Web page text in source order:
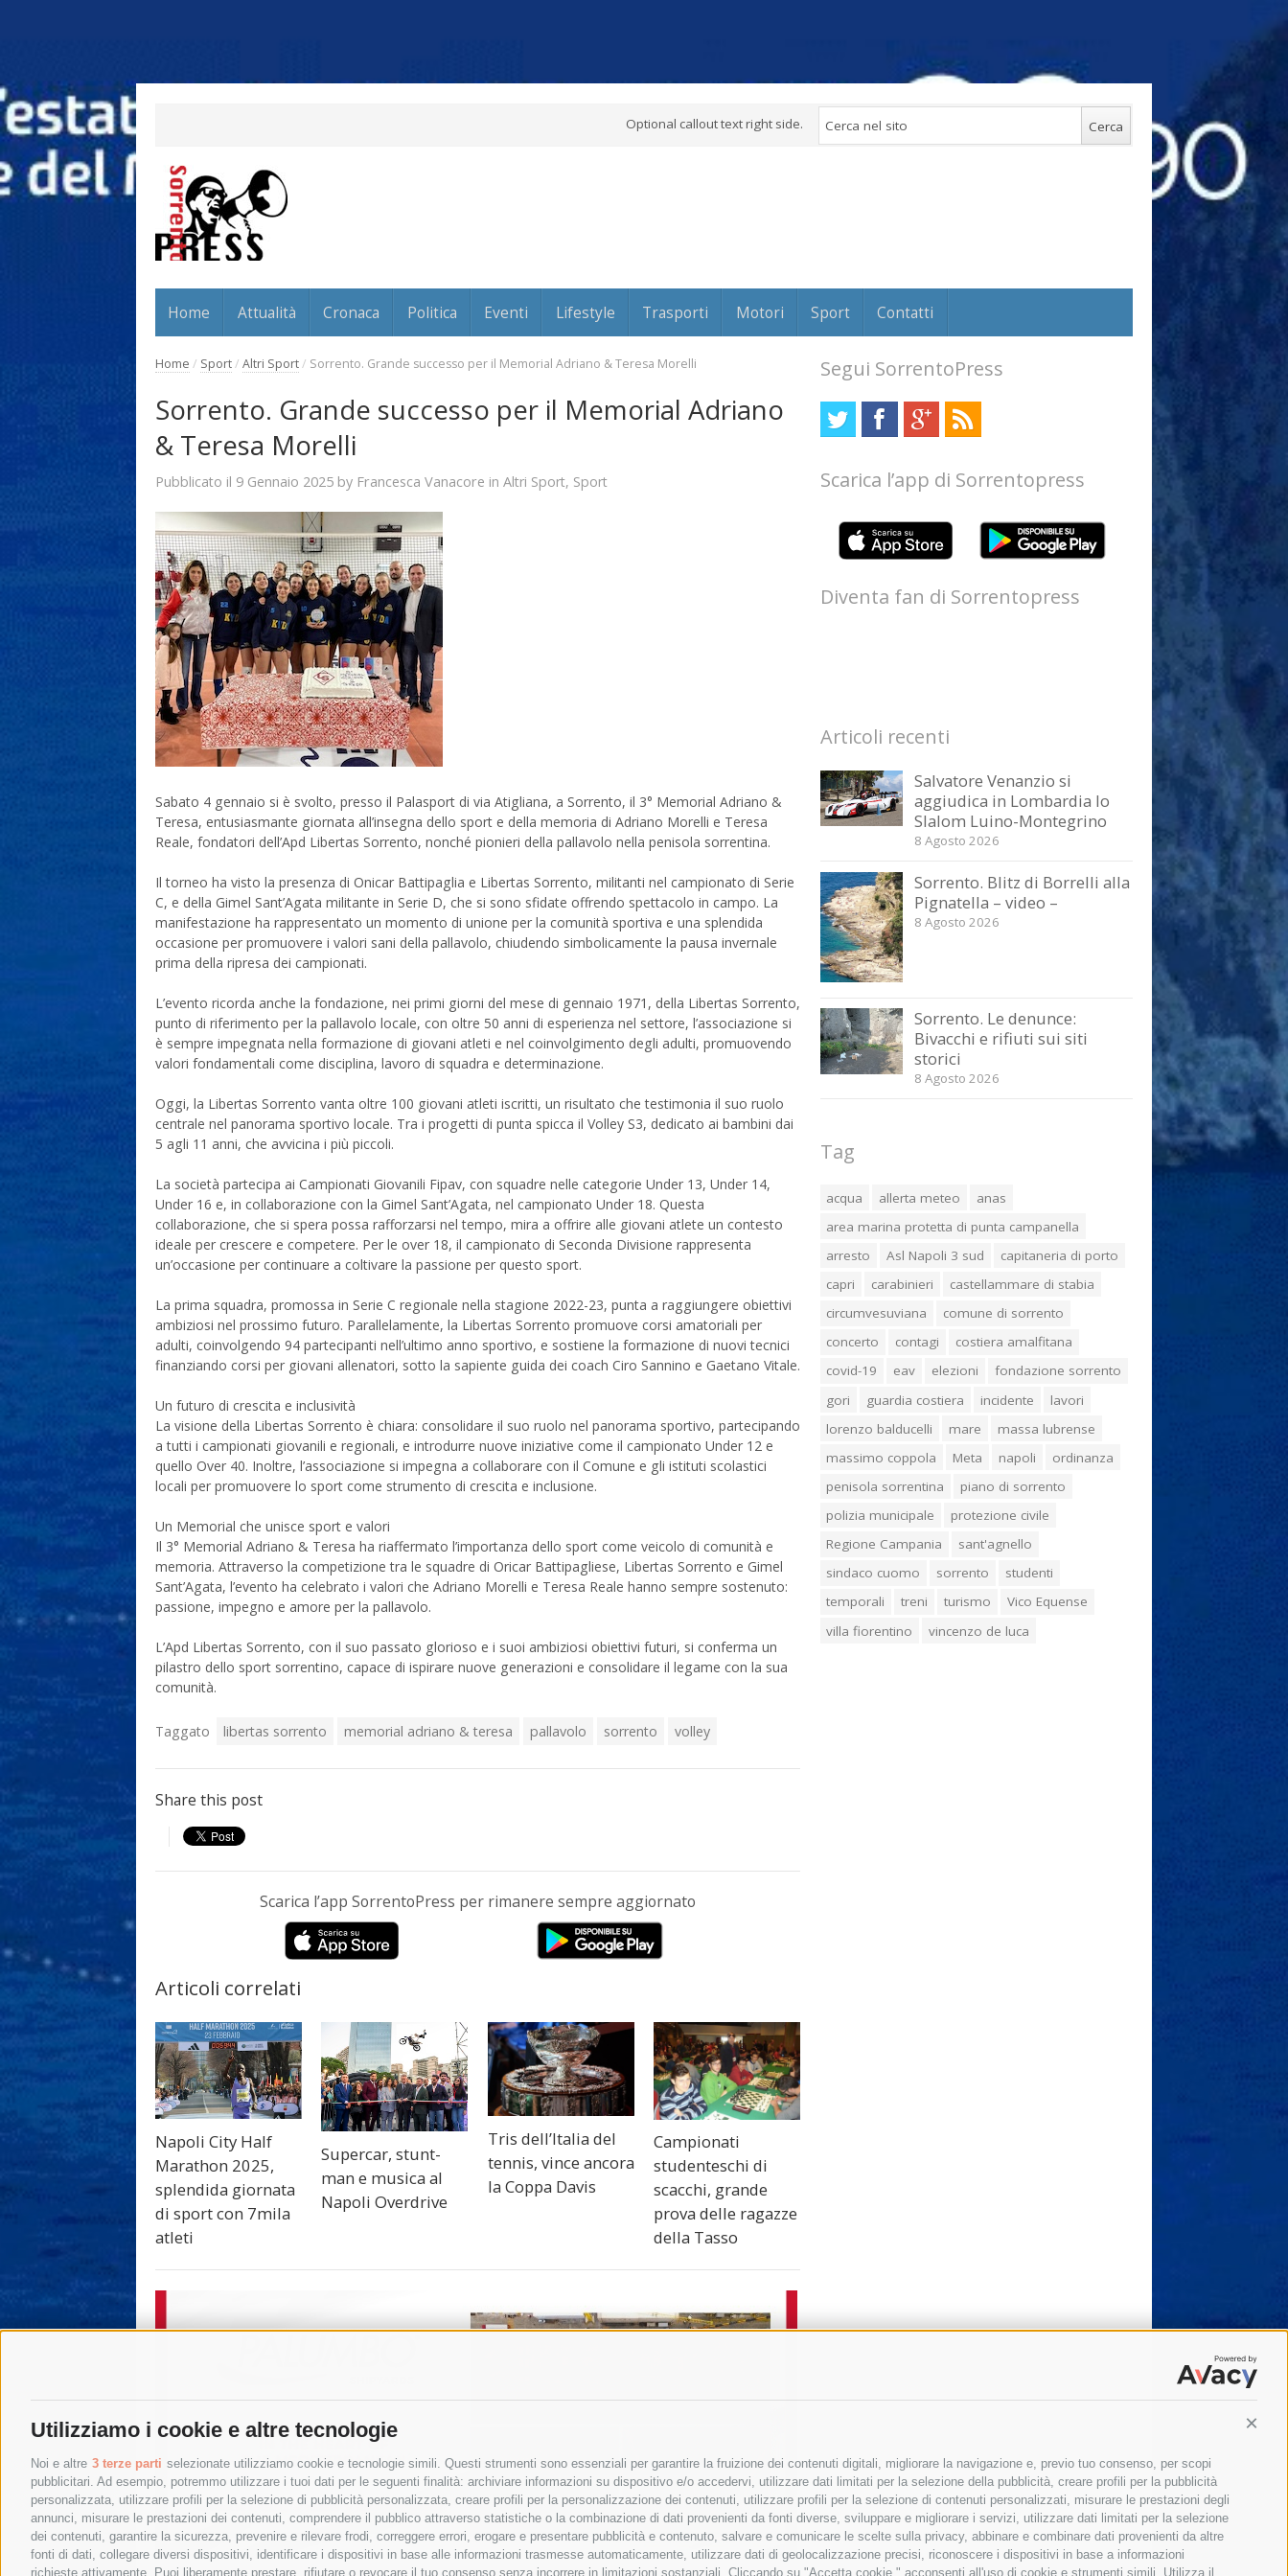
Utilizziamo i cookie e altre tecnologie
Noi e altre 3 terze parti selezionate utilizziamo cookie e tecnologie simili. Questi strumenti sono essenziali per garantire la fruizione dei contenuti digitali, migliorare la navigazione e, previo tuo consenso, per scopi
pubblicitari. Ad esempio, potremmo utilizzare i tuoi dati per le seguenti finalità: archiviare informazioni su dispositivo e/o accedervi, utilizzare dati limitati per la selezione della pubblicità, creare profili per la pubblicità
personalizzata, utilizzare profili per la selezione di pubblicità personalizzata, creare profili per la personalizzazione dei contenuti, utilizzare profili per la selezione di contenuti personalizzati, misurare le prestazioni degli
annunci, misurare le prestazioni dei contenuti, comprendere il pubblico attraverso statistiche o la combinazione di dati provenienti da fonti diverse, sviluppare e migliorare i servizi, utilizzare dati limitati per la selezione
dei contenuti, garantire la sicurezza, prevenire e rilevare frodi, correggere errori, erogare e presentare pubblicità e contenuto, salvare e comunicare le scelte sulla privacy, abbinare e combinare dati provenienti da altre
fonti di dati, collegare diversi dispositivi, identificare i dispositivi in base alle informazioni trasmesse automaticamente, utilizzare dati di geolocalizzazione precisi, riconoscere i dispositivi in base a informazioni
richieste attivamente. Puoi liberamente prestare, rifiutare o revocare il tuo consenso senza incorrere in limitazioni sostanziali. Cliccando su "Accetta cookie," acconsenti all'uso di cookie e strumenti simili. Utilizza il
Optional callout text right side.
Home Attualità Cronaca Politica Eventi Lifestyle Trasporti Motori Sport Contatti
Home / Sport/ Altri Sport/ Sorrento. Grande successo per il Memorial Adriano & Teresa Morelli
Sorrento. Grande successo per il Memorial Adriano
& Teresa Morelli
Pubblicato il 9 Gennaio 2025 by Francesca Vanacore in Altri Sport, Sport
Sabato 4 gennaio si è svolto, presso il Palasport di via Atigliana, a Sorrento, il 3° Memorial Adriano &
Teresa, entusiasmante giornata all’insegna dello sport e della memoria di Adriano Morelli e Teresa
Reale, fondatori dell’Apd Libertas Sorrento, nonché pionieri della pallavolo nella penisola sorrentina.
Il torneo ha visto la presenza di Onicar Battipaglia e Libertas Sorrento, militanti nel campionato di Serie
C, e della Gimel Sant’Agata militante in Serie D, che si sono sfidate offrendo spettacolo in campo. La
manifestazione ha rappresentato un momento di unione per la comunità sportiva e una splendida
occasione per promuovere i valori sani della pallavolo, chiudendo simbolicamente la pausa invernale
prima della ripresa dei campionati.
L’evento ricorda anche la fondazione, nei primi giorni del mese di gennaio 1971, della Libertas Sorrento,
punto di riferimento per la pallavolo locale, con oltre 50 anni di esperienza nel settore, l’associazione si
è sempre impegnata nella formazione di giovani atleti e nel coinvolgimento degli adulti, promuovendo
valori fondamentali come disciplina, lavoro di squadra e determinazione.
Oggi, la Libertas Sorrento vanta oltre 100 giovani atleti iscritti, un risultato che testimonia il suo ruolo
centrale nel panorama sportivo locale. Tra i progetti di punta spicca il Volley S3, dedicato ai bambini dai
5 agli 11 anni, che avvicina i più piccoli.
La società partecipa ai Campionati Giovanili Fipav, con squadre nelle categorie Under 13, Under 14,
Under 16 e, in collaborazione con la Gimel Sant’Agata, nel campionato Under 18. Questa
collaborazione, che si spera possa rafforzarsi nel tempo, mira a offrire alle giovani atlete un contesto
ideale per crescere e competere. Per le over 18, il campionato di Seconda Divisione rappresenta
un’occasione per continuare a coltivare la passione per questo sport.
La prima squadra, promossa in Serie C regionale nella stagione 2022-23, punta a raggiungere obiettivi
ambiziosi nel prossimo futuro. Parallelamente, la Libertas Sorrento promuove corsi amatoriali per
adulti, coinvolgendo 94 partecipanti nell’ultimo anno sportivo, e sostiene la formazione di nuovi tecnici
finanziando corsi per giovani allenatori, sotto la sapiente guida dei coach Ciro Sannino e Gaetano Vitale.
Un futuro di crescita e inclusività
La visione della Libertas Sorrento è chiara: consolidare il suo ruolo nel panorama sportivo, partecipando
a tutti i campionati giovanili e regionali, e introdurre nuove iniziative come il campionato Under 12 e
quello Over 40. Inoltre, l’associazione si impegna a collaborare con il Comune e gli istituti scolastici
locali per promuovere lo sport come strumento di crescita e inclusione.
Un Memorial che unisce sport e valori
Il 3° Memorial Adriano & Teresa ha riaffermato l’importanza dello sport come veicolo di comunità e
memoria. Attraverso la competizione tra le squadre di Oricar Battipagliese, Libertas Sorrento e Gimel
Sant’Agata, l’evento ha celebrato i valori che Adriano Morelli e Teresa Reale hanno sempre sostenuto:
passione, impegno e amore per la pallavolo.
L’Apd Libertas Sorrento, con il suo passato glorioso e i suoi ambiziosi obiettivi futuri, si conferma un
pilastro dello sport sorrentino, capace di ispirare nuove generazioni e consolidare il legame con la sua
comunità.
Taggato libertas sorrento memorial adriano & teresa pallavolo sorrento volley
Share this post
Scarica l’app SorrentoPress per rimanere sempre aggiornato
Articoli correlati
Napoli City Half
Marathon 2025,
splendida giornata
di sport con 7mila
atleti
Supercar, stunt-
man e musica al
Napoli Overdrive
Tris dell’Italia del
tennis, vince ancora
la Coppa Davis
Campionati
studenteschi di
scacchi, grande
prova delle ragazze
della Tasso
Segui SorrentoPress
Scarica l’app di Sorrentopress
Diventa fan di Sorrentopress
Articoli recenti
Salvatore Venanzio si
aggiudica in Lombardia lo
Slalom Luino-Montegrino
8 Agosto 2026
Sorrento. Blitz di Borrelli alla
Pignatella – video –
8 Agosto 2026
Sorrento. Le denunce:
Bivacchi e rifiuti sui siti
storici
8 Agosto 2026
Tag
acqua allerta meteo
anas
area marina protetta di punta campanella
arresto
Asl Napoli 3 sud
capitaneria di porto
capri
carabinieri
castellammare di stabia
circumvesuviana
comune di sorrento
concerto
contagi
costiera amalfitana
covid-19
eav elezioni
fondazione sorrento
gori
guardia costiera incidente
lavori
lorenzo balducelli
mare
massa lubrense
massimo coppola
Meta napoli
ordinanza
penisola sorrentina
piano di sorrento
polizia municipale
protezione civile
Regione Campania
sant'agnello
sindaco cuomo
sorrento
studenti
temporali
treni turismo
Vico Equense
villa fiorentino
vincenzo de luca